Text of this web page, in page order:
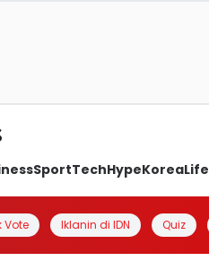
SportTechHypeKoreaLife
Vote Iklanin di IDN Quiz